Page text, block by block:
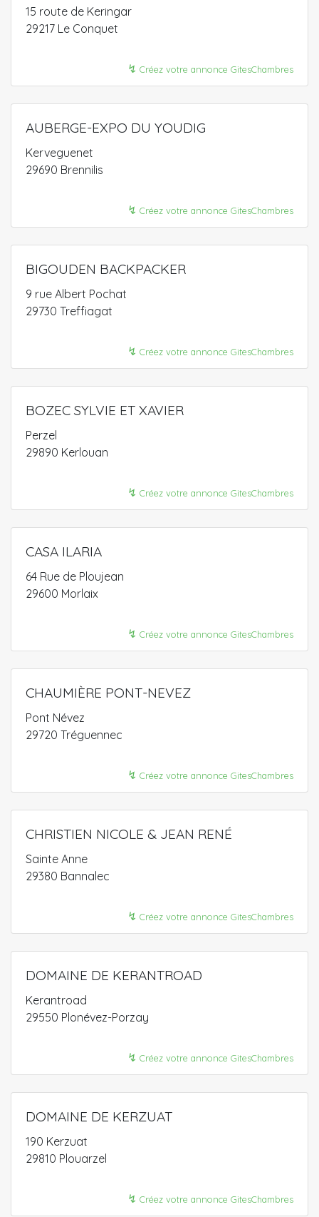
15 route de Keringar
29217 Le Conquet
↯ Créez votre annonce GitesChambres
AUBERGE-EXPO DU YOUDIG
Kerveguenet
29690 Brennilis
↯ Créez votre annonce GitesChambres
BIGOUDEN BACKPACKER
9 rue Albert Pochat
29730 Treffiagat
↯ Créez votre annonce GitesChambres
BOZEC SYLVIE ET XAVIER
Perzel
29890 Kerlouan
↯ Créez votre annonce GitesChambres
CASA ILARIA
64 Rue de Ploujean
29600 Morlaix
↯ Créez votre annonce GitesChambres
CHAUMIÈRE PONT-NEVEZ
Pont Névez
29720 Tréguennec
↯ Créez votre annonce GitesChambres
CHRISTIEN NICOLE & JEAN RENÉ
Sainte Anne
29380 Bannalec
↯ Créez votre annonce GitesChambres
DOMAINE DE KERANTROAD
Kerantroad
29550 Plonévez-Porzay
↯ Créez votre annonce GitesChambres
DOMAINE DE KERZUAT
190 Kerzuat
29810 Plouarzel
↯ Créez votre annonce GitesChambres